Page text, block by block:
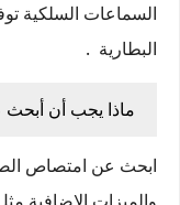
السماعات السلكية
البطارية .
ماذا يجب أن
ابحث عن امتصاص